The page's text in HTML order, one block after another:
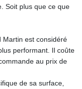
Soit plus que ce que
Martin est considéré
performant. Il coûte
au prix de
de sa surface,